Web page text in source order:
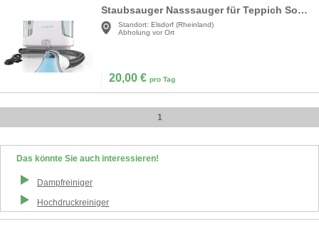
Staubsauger Nasssauger für Teppich Sofa Läufer Polster Treppe Auto 400 W 85 dB Weiß/Grau
Standort: Elsdorf (Rheinland)
Abholung vor Ort
20,00 € pro Tag
1
Das könnte Sie auch interessieren!
Dampfreiniger
Hochdruckreiniger